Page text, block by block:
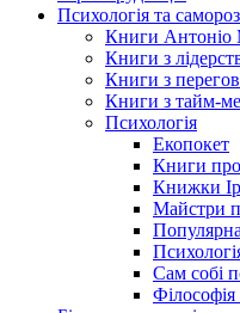
Психологія та
Книги Антоніо
Книги з
Книги з
Книги з тайм-
Психологія
Екопокет
Книги
Книжки
Майстри
Сам собі